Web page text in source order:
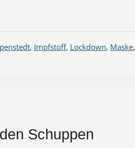
, Impfstoff, Lockdown, Maske,
Schuppen